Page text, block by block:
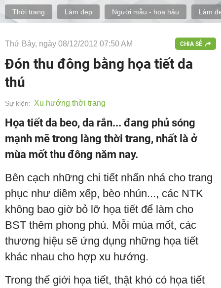
Thời trang Làm đẹp Người mẫu - hoa hậu Làm
Thứ Bảy, ngày 08/12/2012 07:50 AM CHIA SẺ
Đón thu đông bằng họa tiết da
thú
Sự kiện: Xu hướng thời trang
Họa tiết da beo, da rắn... đang phủ sóng
mạnh mẽ trong làng thời trang, nhất là ở
mùa mốt thu đông năm nay.
Bên cạch những chi tiết nhấn nhá cho trang
phục như diềm xếp, bèo nhún..., các NTK
không bao giờ bỏ lỡ họa tiết để làm cho
BST thêm phong phú. Mỗi mùa mốt, các
thương hiệu sẽ ứng dụng những họa tiết
khác nhau cho hợp xu hướng.
Trong thế giới họa tiết, thật khó có họa tiết